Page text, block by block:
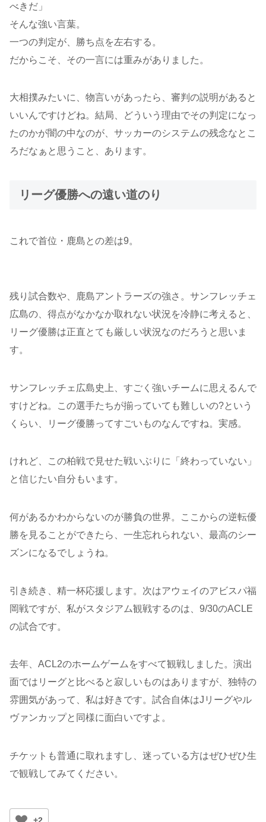
べきだ」
そんな強い言葉。
一つの判定が、勝ち点を左右する。
だからこそ、その一言には重みがありました。
大相撲みたいに、物言いがあったら、審判の説明があると
いいんですけどね。結局、どういう理由でその判定になっ
たのかが闇の中なのが、サッカーのシステムの残念なとこ
ろだなぁと思うこと、あります。
リーグ優勝への遠い道のり
これで首位・鹿島との差は9。
残り試合数や、鹿島アントラーズの強さ。サンフレッチェ
広島の、得点がなかなか取れない状況を冷静に考えると、
リーグ優勝は正直とても厳しい状況なのだろうと思いま
す。
サンフレッチェ広島史上、すごく強いチームに思えるんで
すけどね。この選手たちが揃っていても難しいの?という
くらい、リーグ優勝ってすごいものなんですね。実感。
けれど、この柏戦で見せた戦いぶりに「終わっていない」
と信じたい自分もいます。
何があるかわからないのが勝負の世界。ここからの逆転優
勝を見ることができたら、一生忘れられない、最高のシー
ズンになるでしょうね。
引き続き、精一杯応援します。次はアウェイのアビスパ福
岡戦ですが、私がスタジアム観戦するのは、9/30のACLE
の試合です。
去年、ACL2のホームゲームをすべて観戦しました。演出
面ではリーグと比べると寂しいものはありますが、独特の
雰囲気があって、私は好きです。試合自体はJリーグやル
ヴァンカップと同様に面白いですよ。
チケットも普通に取れますし、迷っている方はぜひぜひ生
で観戦してみてください。